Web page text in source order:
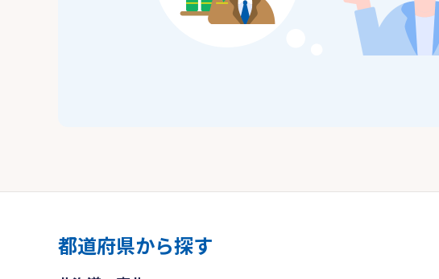
都道府県から探す